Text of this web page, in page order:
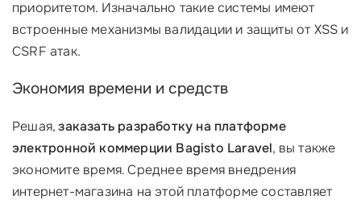
приоритетом. Изначально такие системы имеют
встроенные механизмы валидации и защиты от XSS и
CSRF атак.
Экономия времени и средств
Решая,заказать разработку на платформе
электронной коммерции Bagisto Laravel, вы также
экономите время. Среднее время внедрения
интернет-магазина на этой платформе составляет